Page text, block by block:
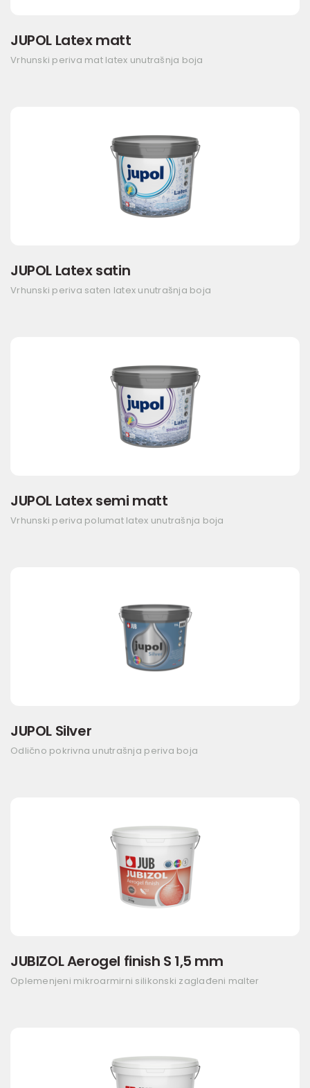
JUPOL Latex matt
Vrhunski periva mat latex unutrašnja boja
JUPOL Latex satin
Vrhunski periva saten latex unutrašnja boja
JUPOL Latex semi matt
Vrhunski periva polumat latex unutrašnja boja
JUPOL Silver
Odlično pokrivna unutrašnja periva boja
JUBIZOL Aerogel finish S 1,5 mm
Oplemenjeni mikroarmirni silikonski zaglađeni malter